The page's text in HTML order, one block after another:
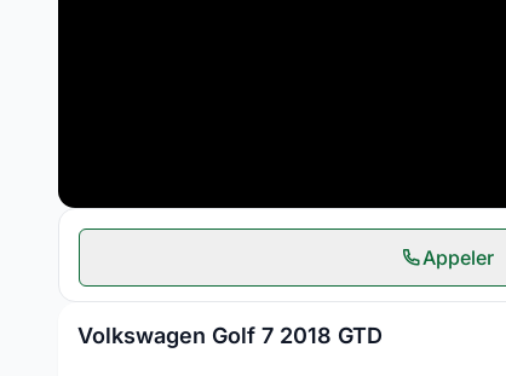
Volkswagen Golf 7 2018 GTD
Appeler